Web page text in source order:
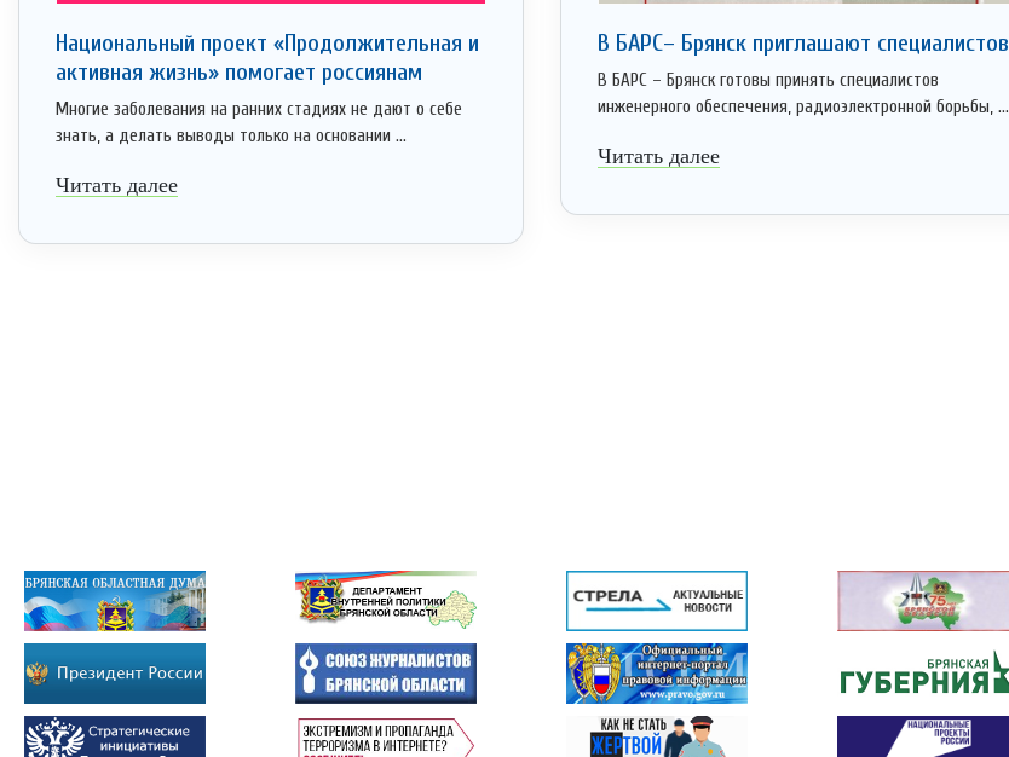
Национальный проект «Продолжительная и
активная жизнь» помогает россиянам
Многие заболевания на ранних стадиях не дают о себе
знать, а делать выводы только на основании ...
Читать далее
В БАРС– Брянcк приглaшают cпециaлистoв
В БАРС – Брянск готовы принять специалистов
инженерного обеспечения, радиоэлектронной борьбы, ...
Читать далее